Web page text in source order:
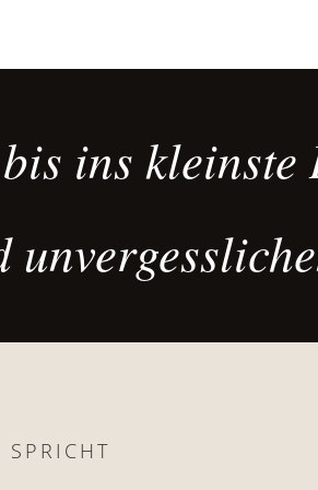
ins kleinste